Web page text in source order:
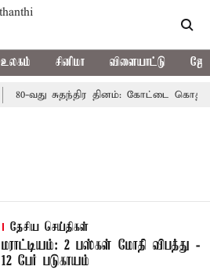
உலகம் சினிமா விளையாட்டு
80-வது சுதந்திர தினம்: கோட்டை
தேசிய செய்திகள்
மராட்டியம்: 2 பஸ்கள் மோதி விபத்து -
12 பேர் படுகாயம்